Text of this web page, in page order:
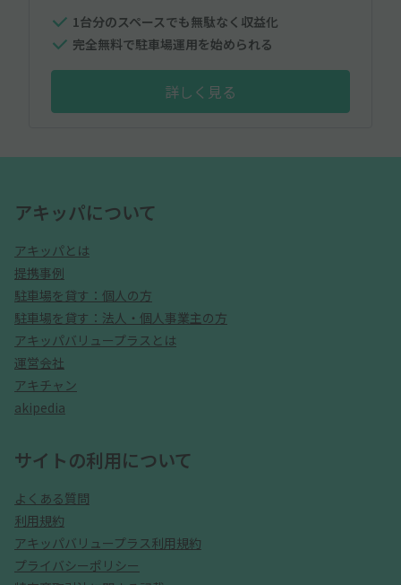
1台分のスペースでも無駄なく収益化
完全無料で駐車場運用を始められる
詳しく見る
アキッパについて
アキッパとは
提携事例
駐車場を貸す：個人の方
駐車場を貸す：法人・個人事業主の方
アキッパバリュープラスとは
運営会社
アキチャン
akipedia
サイトの利用について
よくある質問
利用規約
アキッパバリュープラス利用規約
プライバシーポリシー